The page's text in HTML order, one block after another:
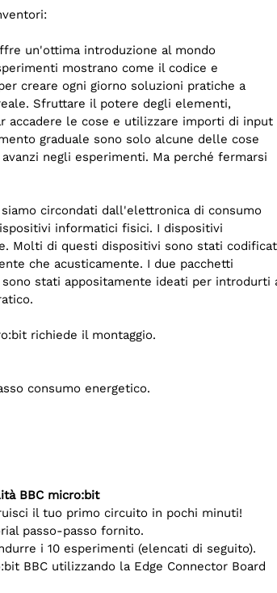
un'ottima introduzione al mondo
mostrano come il codice e
creare ogni giorno soluzioni pratiche a
Sfruttare il potere degli elementi,
accadere le cose e utilizzare importi di input
graduale sono solo alcune delle cose
negli esperimenti. Ma perché fermarsi
circondati dall'elettronica di consumo
informatici fisici. I dispositivi
Molti di questi dispositivi sono stati
che acusticamente. I due pacchetti
stati appositamente ideati per introdurti
richiede il montaggio.
consumo energetico.
BBC micro:bit
il tuo primo circuito in pochi minuti!
passo-passo fornito.
i 10 esperimenti (elencati di seguito).
BBC utilizzando la Edge Connector Board